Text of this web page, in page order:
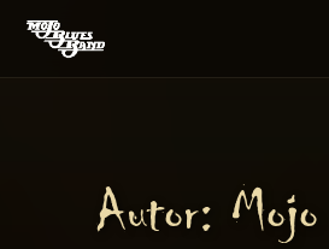
Autor: